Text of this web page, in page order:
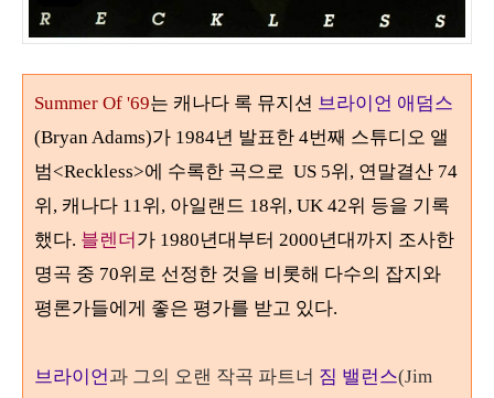
Summer Of '69는 캐나다 록 뮤지션 브라이언 애덤스
(Bryan Adams)가 1984년 발표한 4번째 스튜디오 앨
범<Reckless>에 수록한 곡으로 US 5위, 연말결산 74
위, 캐나다 11위, 아일랜드 18위, UK 42위 등을 기록
했다. 블렌더 가 1980년대부터 2000년대까지 조사한
명곡 중 70위로 선정한 것을 비롯해 다수의 잡지와
평론가들에게 좋은 평가를 받고 있다.
브라이언과 그의 오랜 작곡 파트너 짐 밸런스(Jim